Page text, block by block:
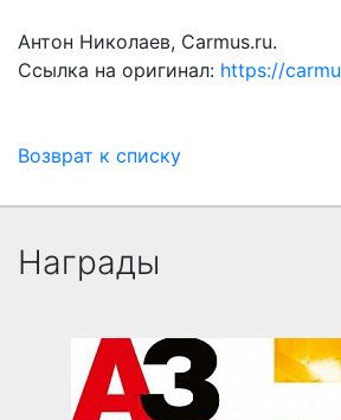
Антон Николаев, Carmus.ru.
Ссылка на оригинал: https://
Возврат к списку
Награды